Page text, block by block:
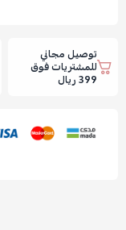
توصيل مجاني
للمشتريات فوق
399 ريال